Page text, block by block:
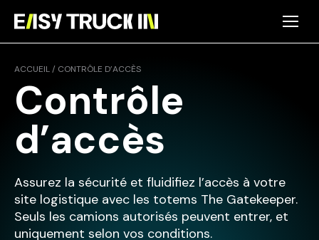
ACCUEIL/ CONTRÔLE D’ACCÈS
Contrôle
d’accès
Assurez la sécurité et fluidifiez l’accès à votre
site logistique avec les totems The Gatekeeper.
Seuls les camions autorisés peuvent entrer, et
uniquement selon vos conditions.
Panneau de gestion des cookies